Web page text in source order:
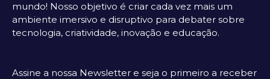
mundo! Nosso objetivo é criar cada vez mais um
ambiente imersivo e disruptivo para debater sobre
tecnologia, criatividade, inovação e educação.
Assine a nossa Newsletter e seja o primeiro a receber